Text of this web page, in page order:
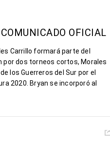
OFICIAL
Carrillo formará parte del
por dos torneos cortos, Morales
los Guerreros del Sur por el
2020. Bryan se incorporó al